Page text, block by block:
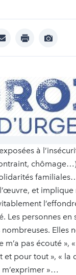
mail print
Afficher
à
l’œuvre, et
Les personnes
Elles
pas écouté »,
et pour tout », «
m’exprimer »…